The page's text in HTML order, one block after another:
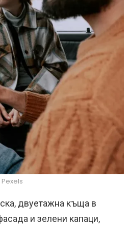
Pexels
двуетажна къща в
и зелени капаци,